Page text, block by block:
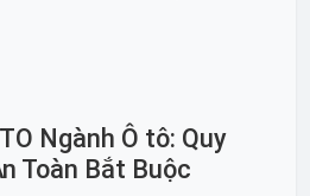
Ngành Ô tô: Quy
Toàn Bắt Buộc